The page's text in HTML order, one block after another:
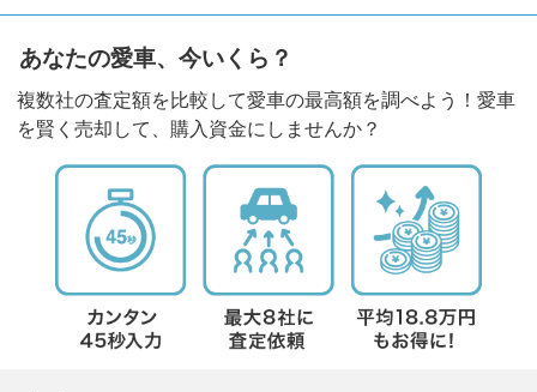
あなたの愛車、今いくら？
複数社の査定額を比較して愛車の最高額を調べよう！愛車
を賢く売却して、購入資金にしませんか？